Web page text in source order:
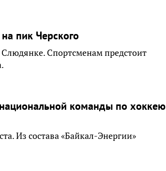
пик Черского
Спортсменам предстоит
команды по хоккею
Из состава «Байкал-Энергии»